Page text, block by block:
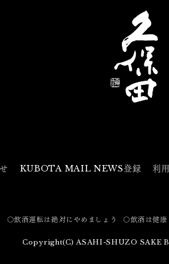
KUBOTA MAIL NEWS登録 利
〇飲酒運転は絶対にやめましょう 〇飲酒は健
Copyright(C) ASAHI-SHUZO SAKE